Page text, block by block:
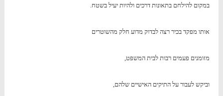
במקום להילחם בתאונות דרכים ולהיות יעיל בשטח.
אותו מפקד בכיר רצה לבדוק מדוע חלק מהשוטרים
מזומנים פעמים רבות לבית המשפט,
וביקש לעבור על התיקים האישיים שלהם,